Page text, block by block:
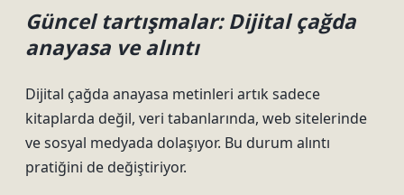
Güncel tartışmalar: Dijital çağda
anayasa ve alıntı
Dijital çağda anayasa metinleri artık sadece
kitaplarda değil, veri tabanlarında, web sitelerinde
ve sosyal medyada dolaşıyor. Bu durum alıntı
pratiğini de değiştiriyor.